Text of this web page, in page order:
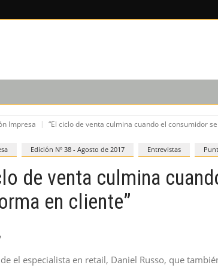
Impresa “El ciclo de venta culmina cuando el consumidor
Edición Nº 38 - Agosto de 2017 Entrevistas
de venta culmina
en cliente”
el especialista en retail, Daniel Russo, que